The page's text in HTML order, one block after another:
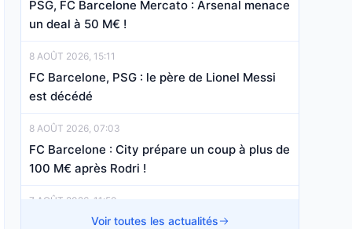
PSG, FC Barcelone Mercato : Arsenal menace
un deal à 50 M€ !
8 AOÛT 2026, 15:11
FC Barcelone, PSG : le père de Lionel Messi
est décédé
8 AOÛT 2026, 07:03
FC Barcelone : City prépare un coup à plus de
100 M€ après Rodri !
7 AOÛT 2026, 11:50
FC Barcelone Mercato : Manchester City a
Voir toutes les actualités